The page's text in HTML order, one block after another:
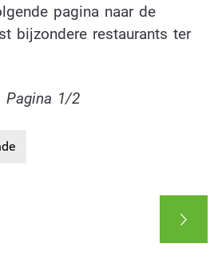
pagina naar de
bijzondere restaurants ter
Pagina 1/2